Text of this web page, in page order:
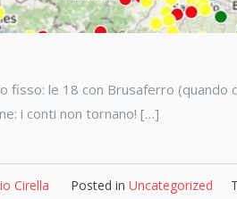
fisso: le 18 con Brusaferro (quando
i conti non tornano! […]
Cirella Posted in Uncategorized